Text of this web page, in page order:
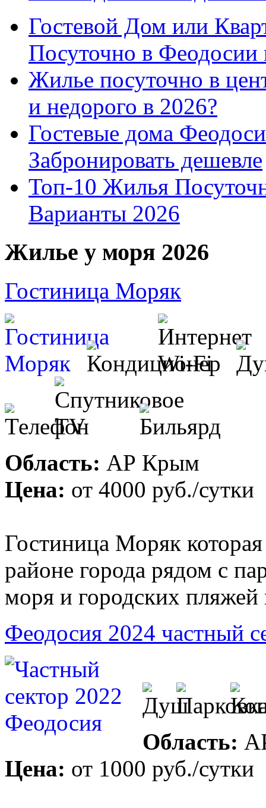
Гостевой Дом или
Посуточно в Феодосии
Жилье посуточно в
и недорого в 2026?
Гостевые дома
Забронировать дешевле
Топ-10 Жилья
Варианты 2026
Жилье у моря 2026
Гостиница Моряк
Область: АР Крым
Цена: от 4000 руб./сутки
Гостиница Моряк
районе города рядом с
моря и городских
Феодосия 2024 частный
Область:
Цена: от 1000 руб./сутки